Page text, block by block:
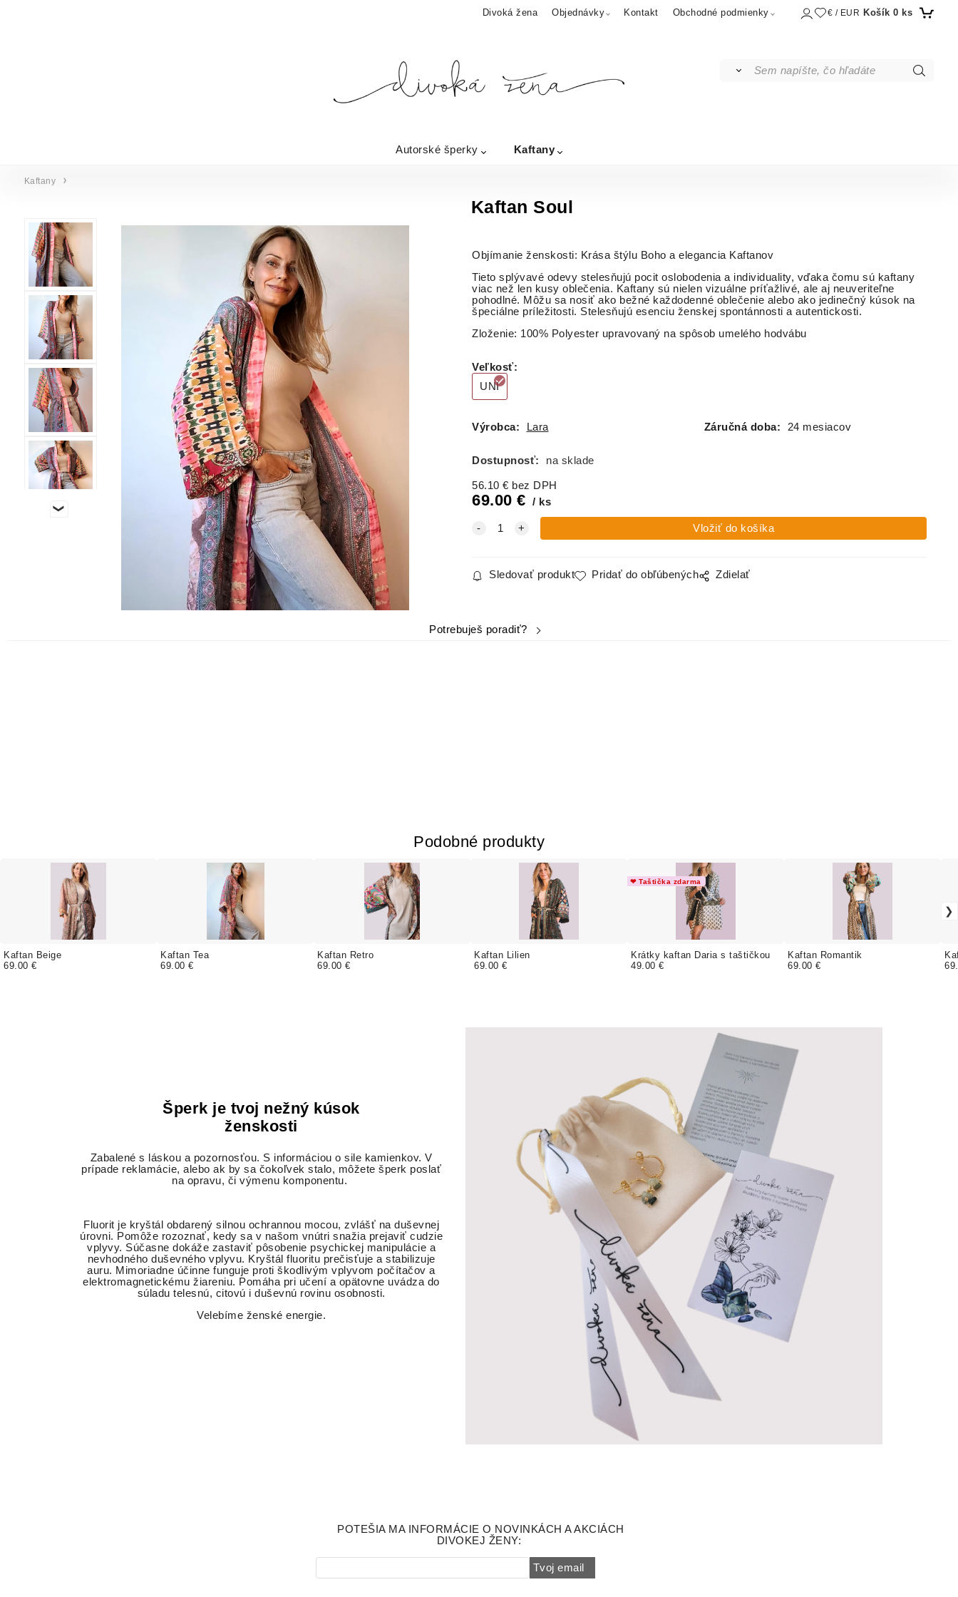
Divoká žena Objednávky Kontakt Obchodné podmienky € / EUR Košík 0 ks
Autorské šperky Kaftany
Kaftany
Kaftan Soul
Objímanie ženskosti: Krása štýlu Boho a elegancia Kaftanov
Tieto splývavé odevy stelesňujú pocit oslobodenia a individuality, vďaka čomu sú kaftany
viac než len kusy oblečenia. Kaftany sú nielen vizuálne príťažlivé, ale aj neuveriteľne
pohodlné. Môžu sa nosiť ako bežné každodenné oblečenie alebo ako jedinečný kúsok na
špeciálne príležitosti. Stelesňujú esenciu ženskej spontánnosti a autentickosti.
Zloženie: 100% Polyester upravovaný na spôsob umelého hodvábu
Veľkosť:
UNI
Výrobca: Lara Záručná doba: 24 mesiacov
Dostupnosť: na sklade
56.10 € bez DPH
69.00 € ks
Sledovať produkt Pridať do obľúbených Zdielať
Potrebuješ poradiť?
Podobné produkty
Kaftan Beige
69.00 €
Kaftan Tea
69.00 €
Kaftan Retro
69.00 €
Kaftan Lilien
69.00 €
Krátky kaftan Daria s taštičkou
❤ Taštička zdarma
49.00 €
Kaftan Romantik
69.00 €
Šperk je tvoj nežný kúsok
ženskosti
Zabalené s láskou a pozornosťou. S informáciou o sile kamienkov. V
prípade reklamácie, alebo ak by sa čokoľvek stalo, môžete šperk poslať
na opravu, či výmenu komponentu.
Fluorit je kryštál obdarený silnou ochrannou mocou, zvlášť na duševnej
úrovni. Pomôže rozoznať, kedy sa v našom vnútri snažia prejaviť cudzie
vplyvy. Súčasne dokáže zastaviť pôsobenie psychickej manipulácie a
nevhodného duševného vplyvu. Kryštál fluoritu prečisťuje a stabilizuje
auru. Mimoriadne účinne funguje proti škodlivým vplyvom počítačov a
elektromagnetickému žiareniu. Pomáha pri učení a opätovne uvádza do
súladu telesnú, citovú i duševnú rovinu osobnosti.
Velebíme ženské energie.
POTEŠIA MA INFORMÁCIE O NOVINKÁCH A AKCIÁCH
DIVOKEJ ŽENY:
Tvoj email